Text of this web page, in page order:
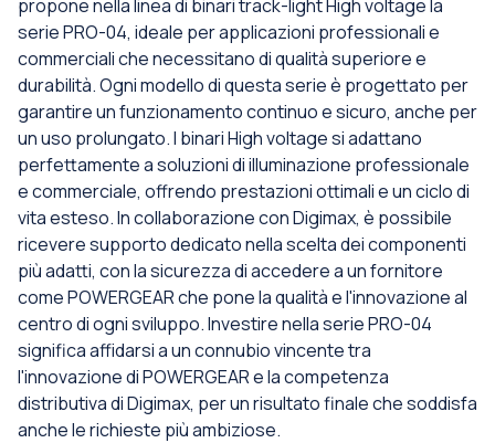
propone nella linea di binari track-light High voltage la
serie PRO-04, ideale per applicazioni professionali e
commerciali che necessitano di qualità superiore e
durabilità. Ogni modello di questa serie è progettato per
garantire un funzionamento continuo e sicuro, anche per
un uso prolungato. I binari High voltage si adattano
perfettamente a soluzioni di illuminazione professionale
e commerciale, offrendo prestazioni ottimali e un ciclo di
vita esteso. In collaborazione con Digimax, è possibile
ricevere supporto dedicato nella scelta dei componenti
più adatti, con la sicurezza di accedere a un fornitore
come POWERGEAR che pone la qualità e l'innovazione al
centro di ogni sviluppo. Investire nella serie PRO-04
significa affidarsi a un connubio vincente tra
l'innovazione di POWERGEAR e la competenza
distributiva di Digimax, per un risultato finale che soddisfa
anche le richieste più ambiziose.